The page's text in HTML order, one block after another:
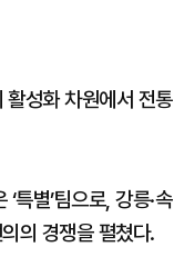
활성화 차원에서 전통
특별’팀으로, 강릉·속
의의 경쟁을 펼쳤다.